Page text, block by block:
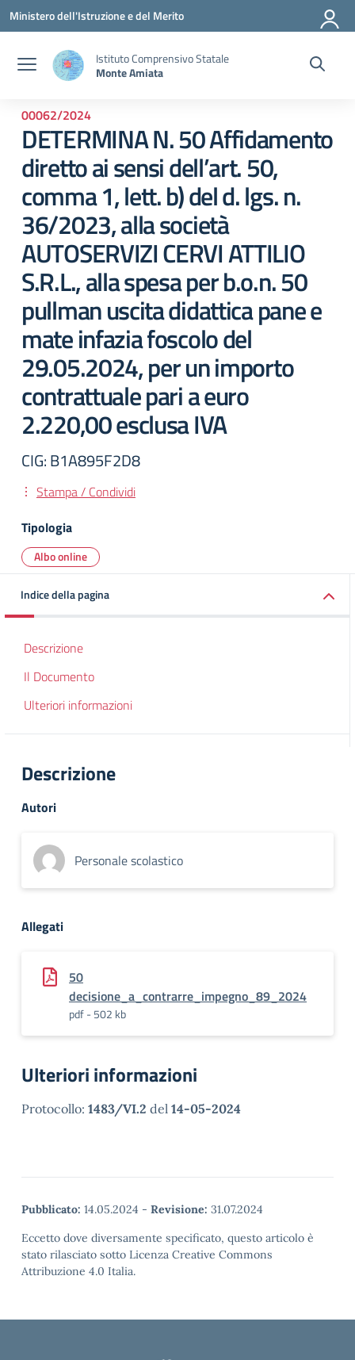
Vai ai contenuti
Vai al menu di navigazione
Vai al footer
Ministero dell'Istruzione e del Merito
Istituto Comprensivo Statale
Monte Amiata
00062/2024
DETERMINA N. 50 Affidamento
diretto ai sensi dell’art. 50,
comma 1, lett. b) del d. lgs. n.
36/2023, alla società
AUTOSERVIZI CERVI ATTILIO
S.R.L., alla spesa per b.o.n. 50
pullman uscita didattica pane e
mate infazia foscolo del
29.05.2024, per un importo
contrattuale pari a euro
2.220,00 esclusa IVA
CIG: B1A895F2D8
Stampa / Condividi
Tipologia
Albo online
Indice della pagina
Descrizione
Il Documento
Ulteriori informazioni
Descrizione
Autori
Personale scolastico
Allegati
50
decisione_a_contrarre_impegno_89_2024
pdf - 502 kb
Ulteriori informazioni
Protocollo: 1483/VI.2 del 14-05-2024
Pubblicato: 14.05.2024 - Revisione: 31.07.2024
Eccetto dove diversamente specificato, questo articolo è
stato rilasciato sotto Licenza Creative Commons
Attribuzione 4.0 Italia.